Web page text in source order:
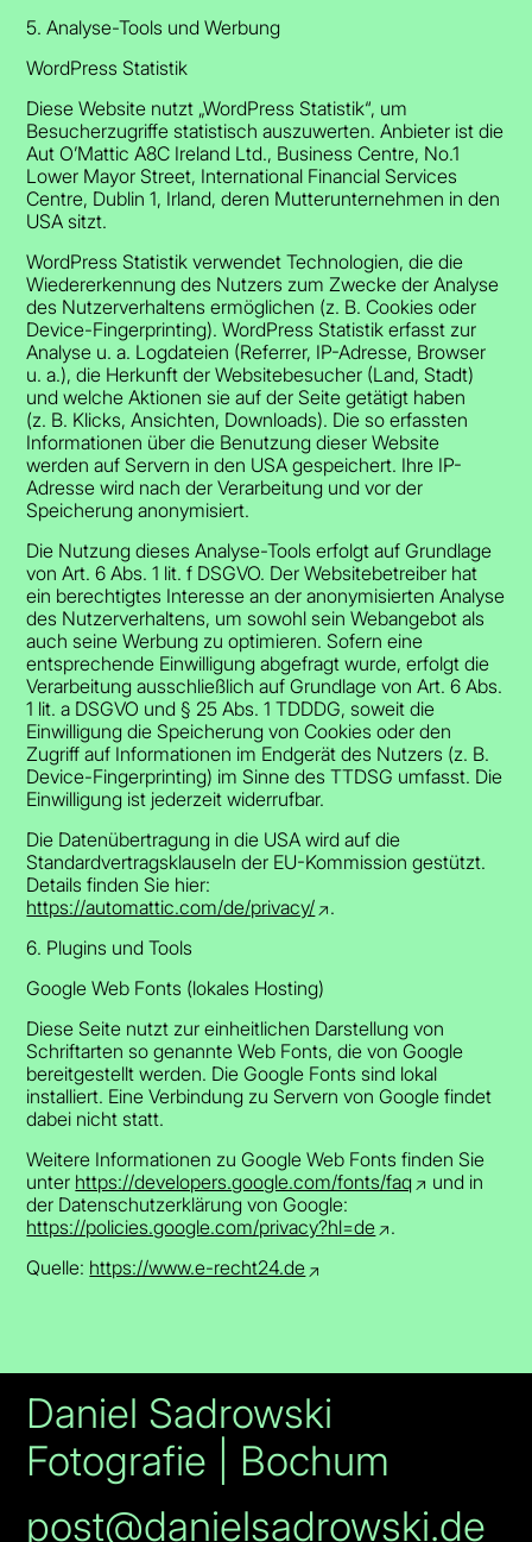
5. Analyse-Tools und Werbung
WordPress Statistik
Diese Website nutzt „WordPress Statistik“, um
Besucherzugriffe statistisch auszuwerten. Anbieter ist die
Aut O’Mattic A8C Ireland Ltd., Business Centre, No.1
Lower Mayor Street, International Financial Services
Centre, Dublin 1, Irland, deren Mutterunternehmen in den
USA sitzt.
WordPress Statistik verwendet Technologien, die die
Wiedererkennung des Nutzers zum Zwecke der Analyse
des Nutzerverhaltens ermöglichen (z. B. Cookies oder
Device-Fingerprinting). WordPress Statistik erfasst zur
Analyse u. a. Logdateien (Referrer, IP-Adresse, Browser
u. a.), die Herkunft der Websitebesucher (Land, Stadt)
und welche Aktionen sie auf der Seite getätigt haben
(z. B. Klicks, Ansichten, Downloads). Die so erfassten
Informationen über die Benutzung dieser Website
werden auf Servern in den USA gespeichert. Ihre IP-
Adresse wird nach der Verarbeitung und vor der
Speicherung anonymisiert.
Die Nutzung dieses Analyse-Tools erfolgt auf Grundlage
von Art. 6 Abs. 1 lit. f DSGVO. Der Websitebetreiber hat
ein berechtigtes Interesse an der anonymisierten Analyse
des Nutzerverhaltens, um sowohl sein Webangebot als
auch seine Werbung zu optimieren. Sofern eine
entsprechende Einwilligung abgefragt wurde, erfolgt die
Verarbeitung ausschließlich auf Grundlage von Art. 6 Abs.
1 lit. a DSGVO und § 25 Abs. 1 TDDDG, soweit die
Einwilligung die Speicherung von Cookies oder den
Zugriff auf Informationen im Endgerät des Nutzers (z. B.
Device-Fingerprinting) im Sinne des TTDSG umfasst. Die
Einwilligung ist jederzeit widerrufbar.
Die Datenübertragung in die USA wird auf die
Standardvertragsklauseln der EU-Kommission gestützt.
Details finden Sie hier:
https://automattic.com/de/privacy/
.
6. Plugins und Tools
Google Web Fonts (lokales Hosting)
Diese Seite nutzt zur einheitlichen Darstellung von
Schriftarten so genannte Web Fonts, die von Google
bereitgestellt werden. Die Google Fonts sind lokal
installiert. Eine Verbindung zu Servern von Google findet
dabei nicht statt.
Weitere Informationen zu Google Web Fonts finden Sie
unter https://developers.google.com/fonts/faq
und in
der Datenschutzerklärung von Google:
https://policies.google.com/privacy?hl=de
.
Quelle: https://www.e-recht24.de
Daniel Sadrowski
Fotografie | Bochum
post@danielsadrowski.de